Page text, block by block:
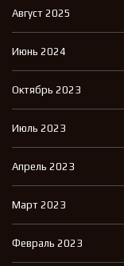
Август 2025
Июнь 2024
Октябрь 2023
Июль 2023
Апрель 2023
Март 2023
Февраль 2023